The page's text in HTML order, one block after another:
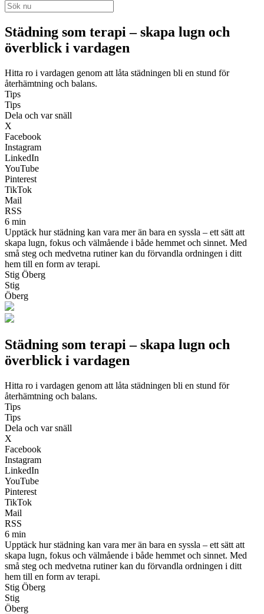
Städning som terapi – skapa lugn och
överblick i vardagen
Hitta ro i vardagen genom att låta städningen bli en stund för
återhämtning och balans.
Tips
Tips
Dela och var snäll
X
Facebook
Instagram
LinkedIn
YouTube
Pinterest
TikTok
Mail
RSS
6 min
Upptäck hur städning kan vara mer än bara en syssla – ett sätt att
skapa lugn, fokus och välmående i både hemmet och sinnet. Med
små steg och medvetna rutiner kan du förvandla ordningen i ditt
hem till en form av terapi.
Stig Öberg
Stig
Öberg
Städning som terapi – skapa lugn och
överblick i vardagen
Hitta ro i vardagen genom att låta städningen bli en stund för
återhämtning och balans.
Tips
Tips
Dela och var snäll
X
Facebook
Instagram
LinkedIn
YouTube
Pinterest
TikTok
Mail
RSS
6 min
Upptäck hur städning kan vara mer än bara en syssla – ett sätt att
skapa lugn, fokus och välmående i både hemmet och sinnet. Med
små steg och medvetna rutiner kan du förvandla ordningen i ditt
hem till en form av terapi.
Stig Öberg
Stig
Öberg